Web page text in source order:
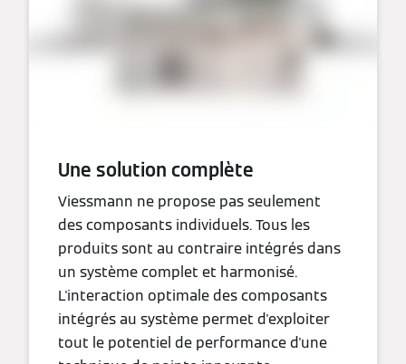
Une solution complète
Viessmann ne propose pas seulement
des composants individuels. Tous les
produits sont au contraire intégrés dans
un système complet et harmonisé.
L'interaction optimale des composants
intégrés au système permet d'exploiter
tout le potentiel de performance d'une